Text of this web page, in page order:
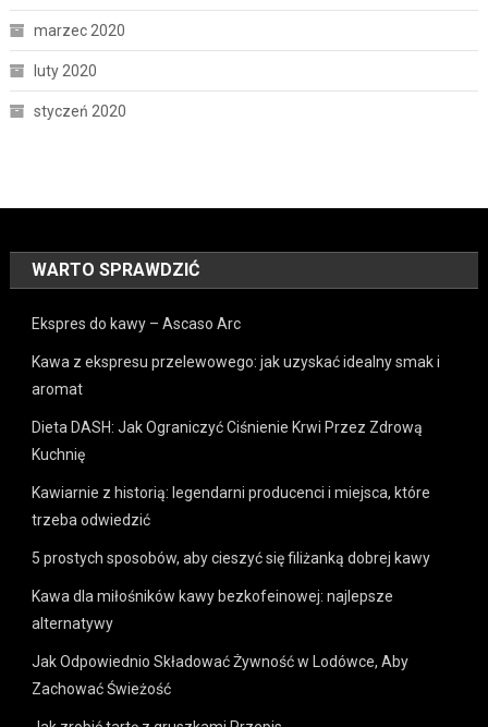
marzec 2020
luty 2020
styczeń 2020
WARTO SPRAWDZIĆ
Ekspres do kawy – Ascaso Arc
Kawa z ekspresu przelewowego: jak uzyskać idealny smak i
aromat
Dieta DASH: Jak Ograniczyć Ciśnienie Krwi Przez Zdrową
Kuchnię
Kawiarnie z historią: legendarni producenci i miejsca, które
trzeba odwiedzić
5 prostych sposobów, aby cieszyć się filiżanką dobrej kawy
Kawa dla miłośników kawy bezkofeinowej: najlepsze
alternatywy
Jak Odpowiednio Składować Żywność w Lodówce, Aby
Zachować Świeżość